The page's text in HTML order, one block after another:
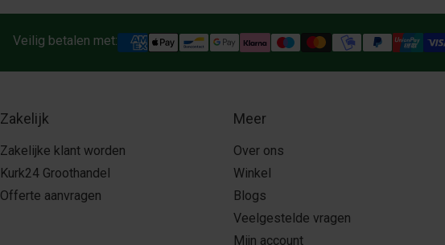
Veilig betalen met:
Zakelijk
Zakelijke klant worden
Kurk24 Groothandel
Offerte aanvragen
Meer
Over ons
Winkel
Blogs
Veelgestelde vragen
Mijn account